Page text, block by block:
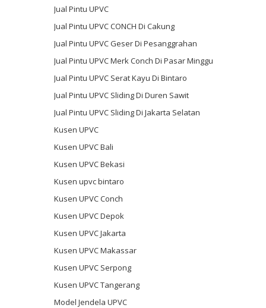
Jual Pintu UPVC
Jual Pintu UPVC CONCH Di Cakung
Jual Pintu UPVC Geser Di Pesanggrahan
Jual Pintu UPVC Merk Conch Di Pasar Minggu
Jual Pintu UPVC Serat Kayu Di Bintaro
Jual Pintu UPVC Sliding Di Duren Sawit
Jual Pintu UPVC Sliding Di Jakarta Selatan
Kusen UPVC
Kusen UPVC Bali
Kusen UPVC Bekasi
Kusen upvc bintaro
Kusen UPVC Conch
Kusen UPVC Depok
Kusen UPVC Jakarta
Kusen UPVC Makassar
Kusen UPVC Serpong
Kusen UPVC Tangerang
Model Jendela UPVC